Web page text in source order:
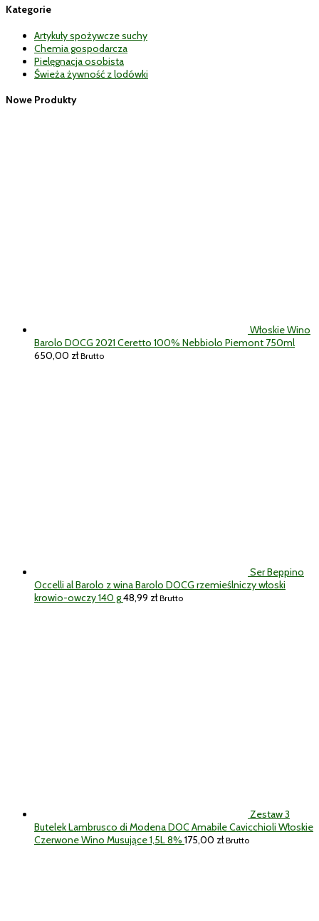
Kategorie
Artykuły spożywcze suchy
Chemia gospodarcza
Pielęgnacja osobista
Świeża żywność z lodówki
Nowe Produkty
Włoskie Wino
Barolo DOCG 2021 Ceretto 100% Nebbiolo Piemont 750ml
650,00 zł Brutto
Ser Beppino
Occelli al Barolo z wina Barolo DOCG rzemieślniczy włoski
krowio-owczy 140 g48,99 zł Brutto
Zestaw 3
Butelek Lambrusco di Modena DOC Amabile Cavicchioli Włoskie
Czerwone Wino Musujące 1,5L 8% 175,00 zł Brutto